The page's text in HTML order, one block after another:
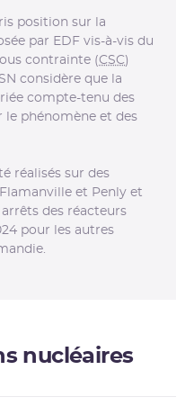
position sur la
par EDF vis-à-vis du
contrainte (CSC)
considère que la
compte-tenu des
le phénomène et des
réalisés sur des
et Penly et
des réacteurs
pour les autres
nucléaires